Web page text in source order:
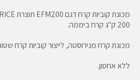
200 ק"ג קרח ביממה.
מכונת קרח מנירוסטה, לייצור קוביות קרח שטוחות
ללא אחסון.